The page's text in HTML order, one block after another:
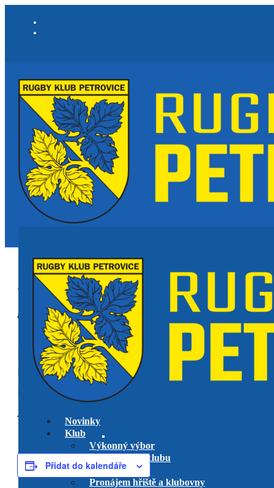
Novinky
Klub
Výkonný výbor
Management klubu
Hlavní trenéři
Pronájem hřiště a klubovny
« Všechny Akce
akce již proběhla.
RK Petrovice mládež turnaje
U6 v Úžicích, U8 v Plzni
U10 v Petrovicích, U12 na Tatře
4 května, 2025 @ 10:00
Přidat do kalendáře